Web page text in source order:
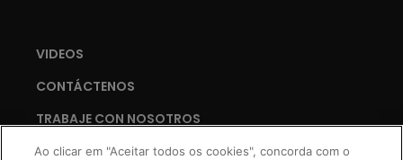
VIDEOS
CONTÁCTENOS
TRABAJE CON NOSOTROS
Ao clicar em "Aceitar todos os cookies", concorda com o